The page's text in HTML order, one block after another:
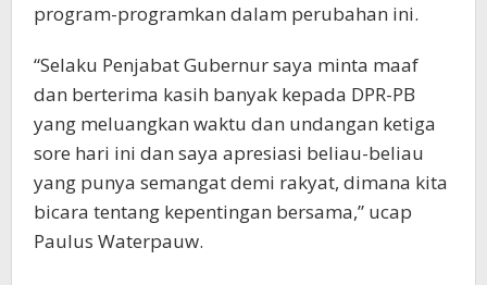
program-programkan dalam perubahan ini.
“Selaku Penjabat Gubernur saya minta maaf
dan berterima kasih banyak kepada DPR-PB
yang meluangkan waktu dan undangan ketiga
sore hari ini dan saya apresiasi beliau-beliau
yang punya semangat demi rakyat, dimana kita
bicara tentang kepentingan bersama,” ucap
Paulus Waterpauw.